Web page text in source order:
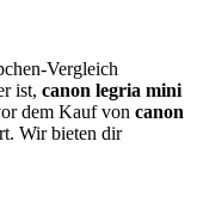
Vergleich
ist, canon legria mini
dem Kauf von canon
Wir bieten dir